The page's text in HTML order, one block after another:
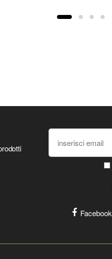
Facebook